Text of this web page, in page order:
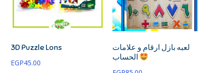
3D Puzzle Lons
EGP45.00
لعبه بازل ارقام و علامات